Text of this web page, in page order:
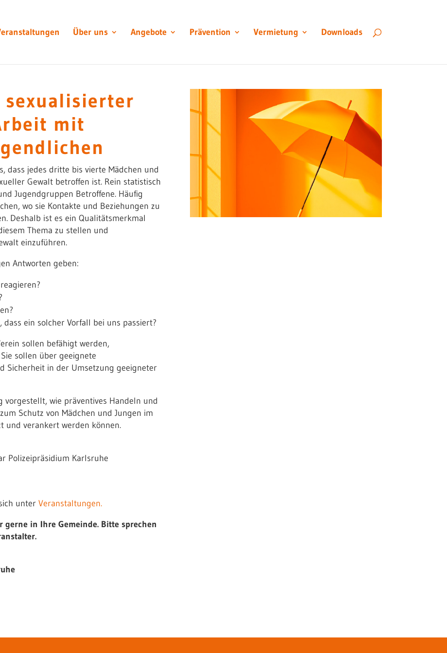
Über uns Angebote Prävention Vermietung Downloads
sexualisierter
mit
dass jedes dritte bis vierte Mädchen und
Gewalt betroffen ist. Rein statistisch
Jugendgruppen Betroffene. Häufig
wo sie Kontakte und Beziehungen zu
Deshalb ist es ein Qualitätsmerkmal
Thema zu stellen und
einzuführen.
­Antworten geben:
ein solcher Vorfall bei uns passiert?
sollen befähigt werden,
sollen über geeignete
Sicherheit in der Umsetzung geeigneter
vorgestellt, wie präventives Handeln und
Schutz von Mädchen und Jungen im
und verankert werden können.
Polizeipräsidium Karlsruhe
unterVeranstaltungen.
in Ihre Gemeinde. Bitte sprechen